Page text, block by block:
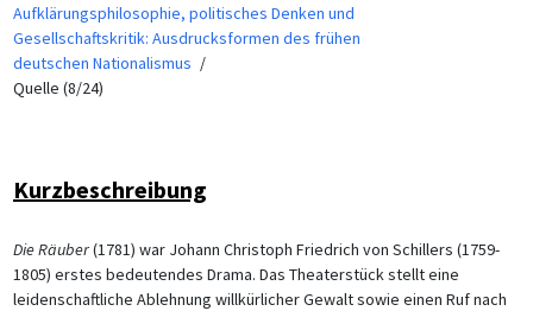
Aufklärungsphilosophie, politisches Denken und
Gesellschaftskritik: Ausdrucksformen des frühen
deutschen Nationalismus
Quelle (8/24)
Kurzbeschreibung
Die Räuber(1781) war Johann Christoph Friedrich von Schillers (1759-
1805) erstes bedeutendes Drama. Das Theaterstück stellt eine
leidenschaftliche Ablehnung willkürlicher Gewalt sowie einen Ruf nach